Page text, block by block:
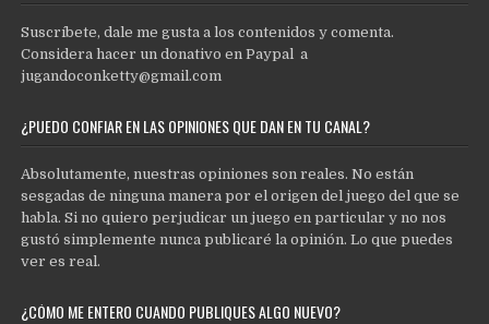
Suscríbete, dale me gusta a los contenidos y comenta.
Considera hacer un donativo en Paypal a
jugandoconketty@gmail.com
¿PUEDO CONFIAR EN LAS OPINIONES QUE DAN EN TU CANAL?
Absolutamente, nuestras opiniones son reales. No están
sesgadas de ninguna manera por el origen del juego del que se
habla. Si no quiero perjudicar un juego en particular y no nos
gustó simplemente nunca publicaré la opinión. Lo que puedes
ver es real.
¿CÓMO ME ENTERO CUANDO PUBLIQUES ALGO NUEVO?